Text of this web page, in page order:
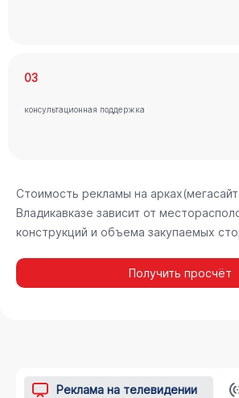
03
консультационная поддержка
Стоимость рекламы на
Владикавказе зависит от
конструкций и объема закупаемых
Получить просчёт
Реклама на телевидении